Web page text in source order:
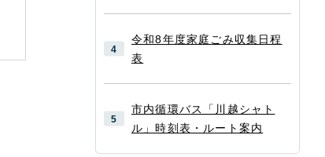
令和8年度家庭ごみ収集日程
表
市内循環バス「川越シャト
ル」時刻表・ルート案内